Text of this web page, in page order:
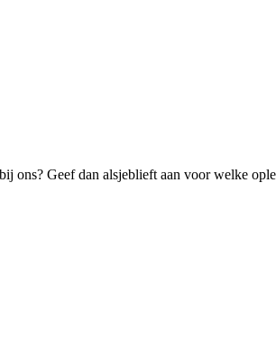
ons? Geef dan alsjeblieft aan voor welke